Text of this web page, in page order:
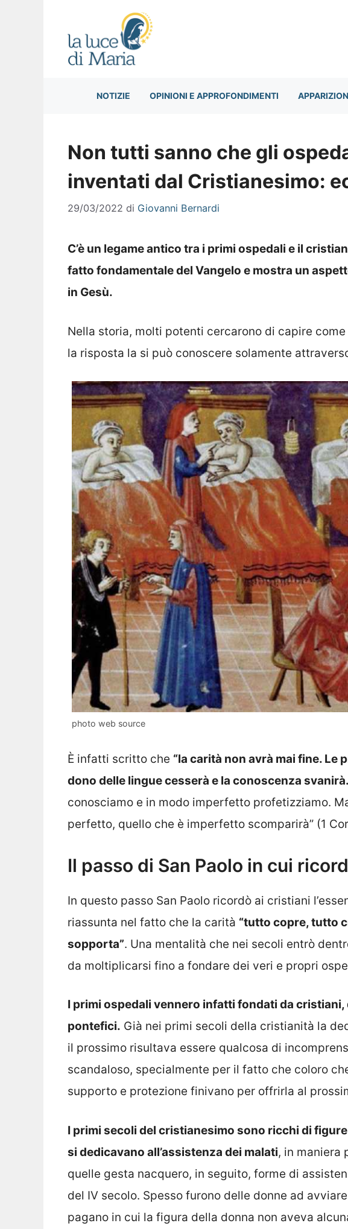
NOTIZIE OPINIONI E APPROFONDIMENTI
Non tutti sanno che gli
inventati dal Cristianesimo:
29/03/2022 di Giovanni Bernardi
C’è un legame antico tra i primi ospedali e il
fatto fondamentale del Vangelo e mostra un
in Gesù.
Nella storia, molti potenti cercarono di capire
la risposta la si può conoscere solamente
photo web source
È infatti scritto che “la carità non avrà mai fine. Le
dono delle lingue cesserà e la conoscenza svanirà.
conosciamo e in modo imperfetto profetizziamo.
perfetto, quello che è imperfetto scomparirà” (1
Il passo di San Paolo in cui
In questo passo San Paolo ricordò ai cristiani
riassunta nel fatto che la carità “tutto copre, tutto
sopporta”. Una mentalità che nei secoli entrò
da moltiplicarsi fino a fondare dei veri e propri
I primi ospedali vennero infatti fondati da cristiani,
pontefici. Già nei primi secoli della cristianità la
il prossimo risultava essere qualcosa di
scandaloso, specialmente per il fatto che coloro
supporto e protezione finivano per offrirla al
I primi secoli del cristianesimo sono ricchi di
si dedicavano all’assistenza dei malati, in maniera
quelle gesta nacquero, in seguito, forme di
del IV secolo. Spesso furono delle donne ad
pagano in cui la figura della donna non aveva